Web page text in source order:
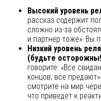
Высокий уровень
рассказ содержит
сложно из-за
и партнер тоже». Вы
Низкий уровень
(будьте
говорите: «Все
концов, все
смотрите на мир
что приведет к